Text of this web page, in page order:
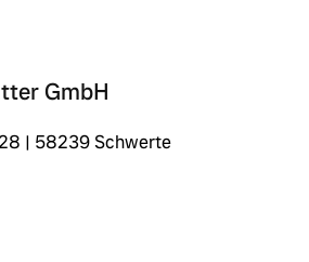
GmbH
| 58239 Schwerte